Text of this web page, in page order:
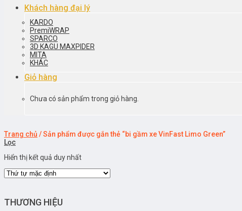
Khách hàng đại lý
KARDO
PremiWRAP
SPARCO
3D KAGU MAXPIDER
MITA
KHÁC
Giỏ hàng
Chưa có sản phẩm trong giỏ hàng.
Trang chủ /Sản phẩm được gắn thẻ “bi gầm xe VinFast Limo Green”
Lọc
Hiển thị kết quả duy nhất
THƯƠNG HIỆU